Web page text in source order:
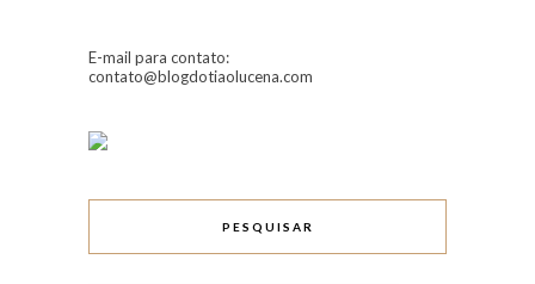
E-mail para contato:
contato@blogdotiaolucena.com
PESQUISAR